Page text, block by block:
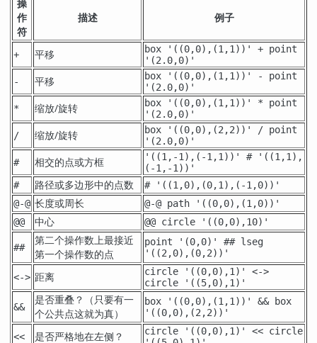
操
作
符
描述 例子
+ 平移
box '((0,0),(1,1))' + point
'(2.0,0)'
-
平移
box '((0,0),(1,1))' - point
'(2.0,0)'
*
缩放/旋转
box '((0,0),(1,1))' * point
'(2.0,0)'
/
缩放/旋转
box '((0,0),(2,2))' / point
'(2.0,0)'
#
相交的点或方框
'((1,-1),(-1,1))' # '((1,1),
(-1,-1))'
#
路径或多边形中的点数
# '((1,0),(0,1),(-1,0))'
@-@ 长度或周长
@-@ path '((0,0),(1,0))'
@@
中心 @@ circle '((0,0),10)'
##
第二个操作数上最接近
第一个操作数的点
point '(0,0)' ## lseg
'((2,0),(0,2))'
<-> 距离
circle '((0,0),1)' <->
circle '((5,0),1)'
&&
是否重叠？（只要有一
个公共点这就为真）
box '((0,0),(1,1))' && box
'((0,0),(2,2))'
<< 是否严格地在左侧？
circle '((0,0),1)' << circle